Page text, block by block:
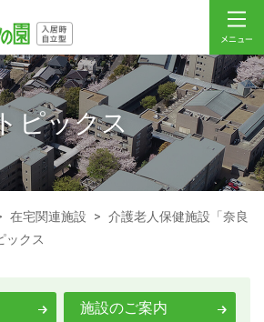
ピックス
在宅関連施設 > 介護老人保健施設「奈良
ックス
施設のご案内